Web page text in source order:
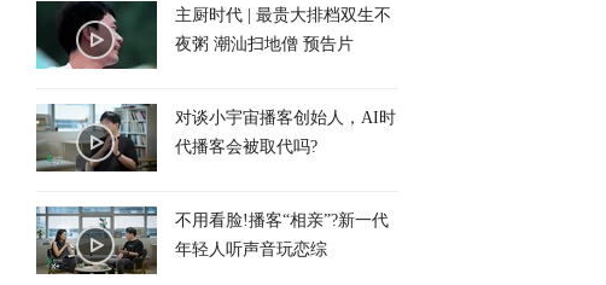
主厨时代 | 最贵大排档双生不
夜粥 潮汕扫地僧 预告片
对谈小宇宙播客创始人，AI时
代播客会被取代吗?
不用看脸!播客“相亲”?新一代
年轻人听声音玩恋综